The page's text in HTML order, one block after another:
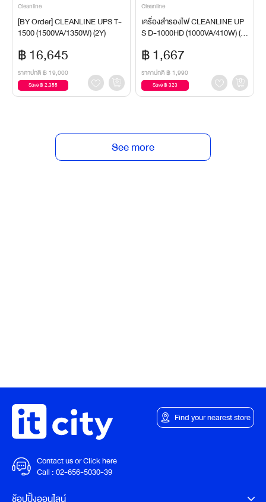
Cleanline
[BY Order] CLEANLINE UPS T-
1500 (1500VA/1350W) (2Y)
฿ 16,645
ราคาปกติ ฿ 19,000
Save ฿ 2,355
Cleanline
เครื่องสำรองไฟ CLEANLINE UP
S D-1000HD (1000VA/410W) (2
฿ 1,667
ราคาปกติ ฿ 1,990
Save ฿ 323
See more
Contact us or Click here
Call :02-656-5030-39
Find your nearest store